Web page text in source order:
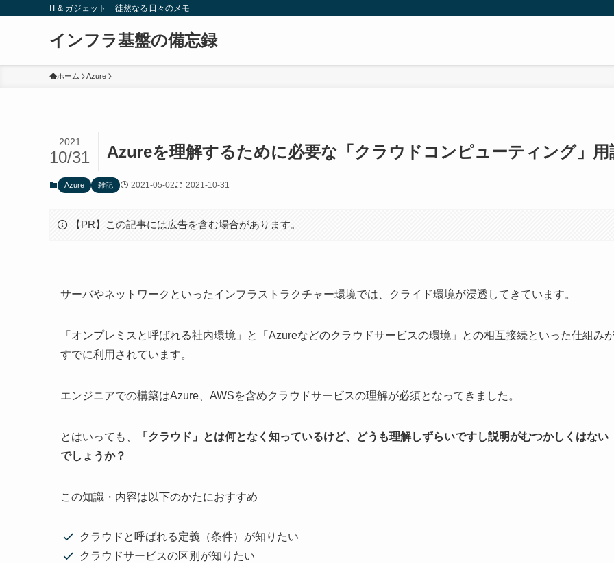
IT＆ガジェット 徒然なる日々のメモ
インフラ基盤の備忘録
ホーム Azure
Azureを理解するために必要な「クラウドコンピューティング」用
2021
10/31
Azure 雑記 2021-05-02 2021-10-31
【PR】この記事には広告を含む場合があります。
サーバやネットワークといったインフラストラクチャー環境では、クライド環境が浸透してきています。
「オンプレミスと呼ばれる社内環境」と「Azureなどのクラウドサービスの環境」との相互接続といった仕組み
すでに利用されています。
エンジニアでの構築はAzure、AWSを含めクラウドサービスの理解が必須となってきました。
とはいっても、
「クラウド」とは何となく知っているけど、どうも理解しずらいですし説明がむつかしくはない
でしょうか？
この知識・内容は以下のかたにおすすめ
クラウドと呼ばれる定義（条件）が知りたい
クラウドサービスの区別が知りたい